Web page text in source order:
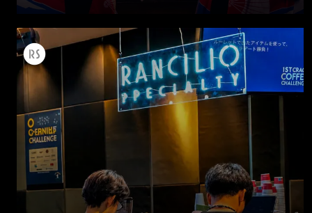
Produkte
Nachrichten
Herunterladen
Mehr